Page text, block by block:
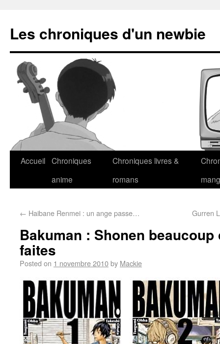
Les chroniques d'un newbie
Accueil Chroniques
anime
Chroniques livres &
romans
← Haibane Renmei : un ange passe… Gurren
Bakuman : Shonen
faites
Posted on 1 novembre 2010by Mackie